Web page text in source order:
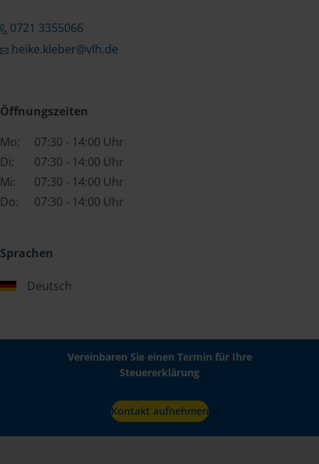
0721 3355066
heike.kleber@vlh.de
Öffnungszeiten
Mo:
07:30 - 14:00 Uhr
Di:
07:30 - 14:00 Uhr
Mi:
07:30 - 14:00 Uhr
Do:
07:30 - 14:00 Uhr
Sprachen
Deutsch
Vereinbaren Sie einen Termin für Ihre
Steuererklärung
Kontakt aufnehmen